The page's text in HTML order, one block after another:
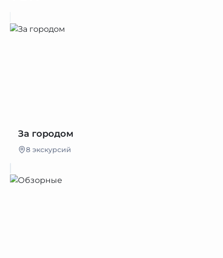
За городом
8 экскурсий